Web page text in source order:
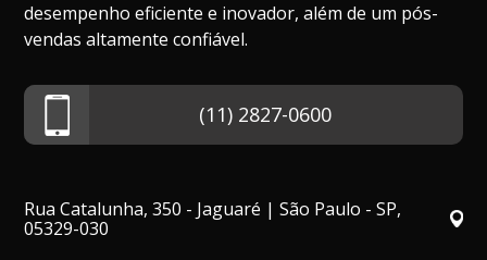
desempenho eficiente e inovador, além de um pós-
vendas altamente confiável.
(11) 2827-0600
Rua Catalunha, 350 - Jaguaré | São Paulo - SP,
05329-030